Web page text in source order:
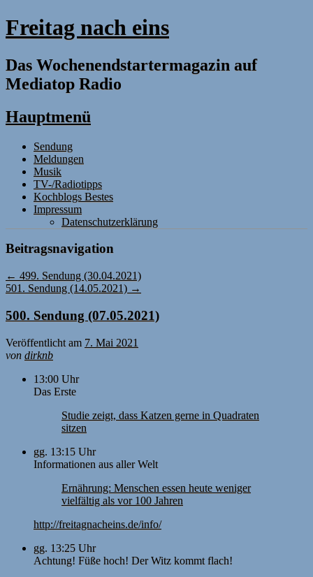
Freitag nach eins
Das Wochenendstartermagazin auf
Mediatop Radio
Hauptmenü
Zum
Inhalt
springen
Sendung
Meldungen
Musik
TV-/Radiotipps
Kochblogs Bestes
Impressum
Datenschutzerklärung
Beitragsnavigation
← 499. Sendung (30.04.2021)
501. Sendung (14.05.2021) →
500. Sendung (07.05.2021)
Veröffentlicht am 7. Mai 2021
von dirknb
13:00 Uhr
Das Erste
Studie zeigt, dass Katzen gerne in Quadraten
sitzen
gg. 13:15 Uhr
Informationen aus aller Welt
Ernährung: Menschen essen heute weniger
vielfältig als vor 100 Jahren
http://freitagnacheins.de/info/
gg. 13:25 Uhr
Achtung! Füße hoch! Der Witz kommt flach!